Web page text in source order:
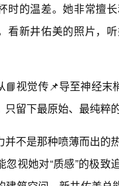
时的温差。她非常擅
看新井佑美的照片，
📘视觉传📌导至神经
只留下最原始、最纯粹
并不是那种喷薄而出的
忽视她对“质感”的极